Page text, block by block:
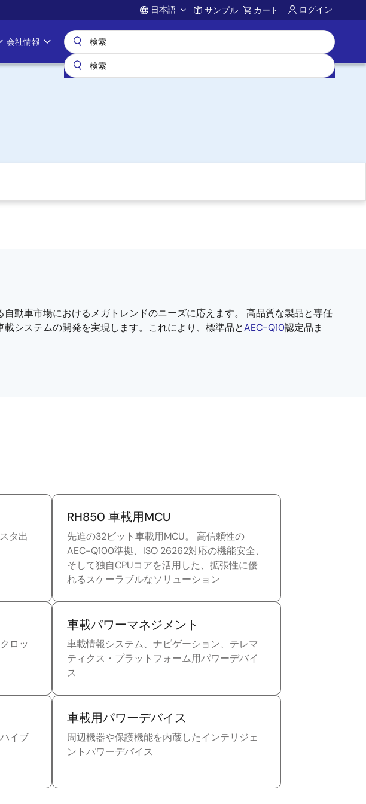
Account
日本語 サンプル カート ログイン
会社情報
動車市場におけるメガトレンドのニーズに応えます。 高品質な製品と専任
システムの開発を実現します。これにより、標準品とAEC-Q10認定品ま
タ出
RH850 車載用MCU
先進の32ビット車載用MCU。 高信頼性の
AEC-Q100準拠、ISO 26262対応の機能安全、
そして独自CPUコアを活用した、拡張性に優
れるスケーラブルなソリューション
ロッ
車載パワーマネジメント
車載情報システム、ナビゲーション、テレマ
ティクス・プラットフォーム用パワーデバイ
ス
イブ
車載用パワーデバイス
周辺機器や保護機能を内蔵したインテリジェ
ントパワーデバイス